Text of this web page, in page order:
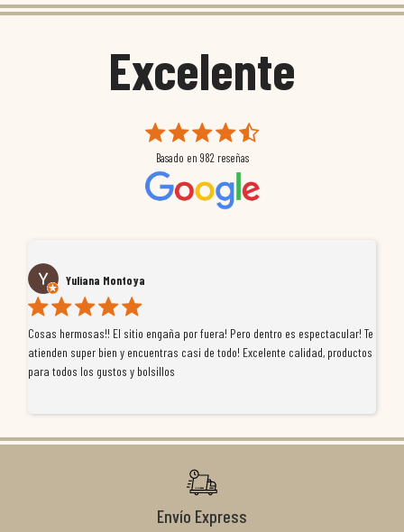
Excelente
Basado en 982 reseñas
Yuliana Montoya
Cosas hermosas!! El sitio engaña por fuera! Pero dentro es espectacular! Te
atienden super bien y encuentras casi de todo! Excelente calidad, productos
para todos los gustos y bolsillos
Envío Express